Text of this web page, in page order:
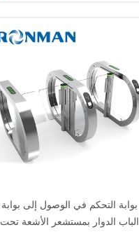
بوابة التحكم في الوصول إلى بوابة
الباب الدوار بمستشعر الأشعة تحت